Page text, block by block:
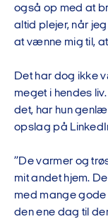
også op med at
altid plejer, når
at vænne mig til,
Det har dog ikke
meget i hendes
det, har hun
opslag på
”De varmer og
mit andet hjem.
med mange
den ene dag til